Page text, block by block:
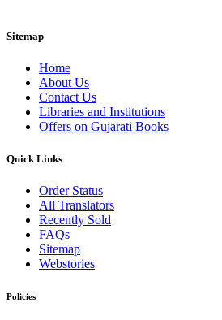
Sitemap
Home
About Us
Contact Us
Libraries and Institutions
Offers on Gujarati Books
Quick Links
Order Status
All Translators
Recently Sold
FAQs
Sitemap
Webstories
Policies